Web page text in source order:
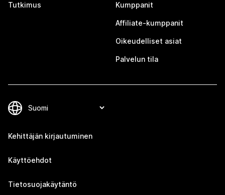
Tutkimus Kumppanit
Affiliate-kumppanit
Oikeudelliset asiat
Palvelun tila
Kehittäjän kirjautuminen
Käyttöehdot
Tietosuojakäytäntö